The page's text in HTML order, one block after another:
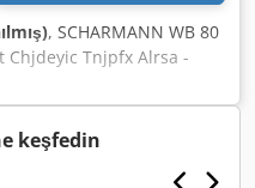
, SCHARMANN WB 80
Tnjpfx Alrsa -
- Heidenhain digital
mm - Table load
MK 5 - Automatic
- Spindle speeds 24
accessories & tool
keşfedin